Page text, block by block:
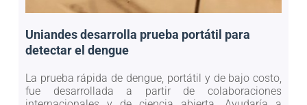
Uniandes desarrolla prueba portátil para
detectar el dengue
La prueba rápida de dengue, portátil y de bajo costo,
fue desarrollada a partir de colaboraciones